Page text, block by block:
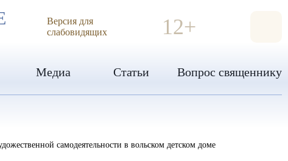
Версия для
слабовидящих
12+
Медиа Статьи Вопрос священнику
самодеятельности в вольском детском доме